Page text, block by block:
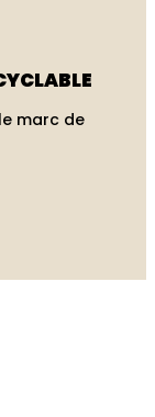
marc de